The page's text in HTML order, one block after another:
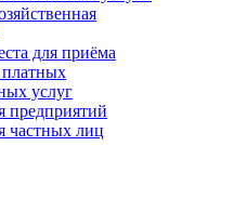
для приёма
услуг
предприятий
частных лиц